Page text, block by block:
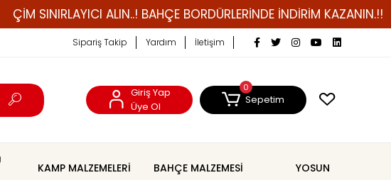
ALIN..! BAHÇE BORDÜRLERİNDE İNDİRİM KAZANIN.!!
Sipariş Takip Yardım İletişim
Giriş Yap
Üye Ol
0
Sepetim
KAMP MALZEMELERİ BAHÇE MALZEMESİ YOSUN